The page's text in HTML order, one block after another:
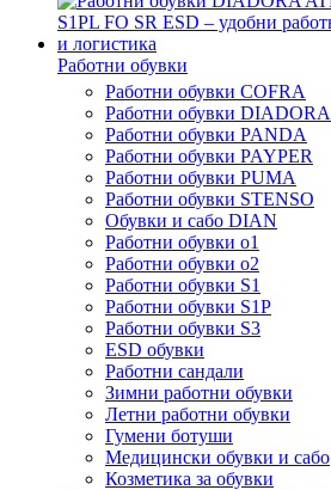
Работни обувки
Работни обувки COFRA
Работни обувки DIADORA
Работни обувки PANDA
Работни обувки PAYPER
Работни обувки PUMA
Работни обувки STENSO
Обувки и сабо DIAN
Работни обувки o1
Работни обувки o2
Работни обувки S1
Работни обувки S1P
Работни обувки S3
ESD обувки
Работни сандали
Зимни работни обувки
Летни работни обувки
Гумени ботуши
Медицински обувки и сабо
Козметика за обувки